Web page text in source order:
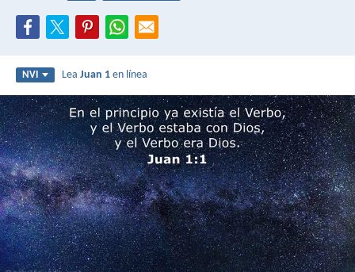
NVI LeaJuan 1 en línea